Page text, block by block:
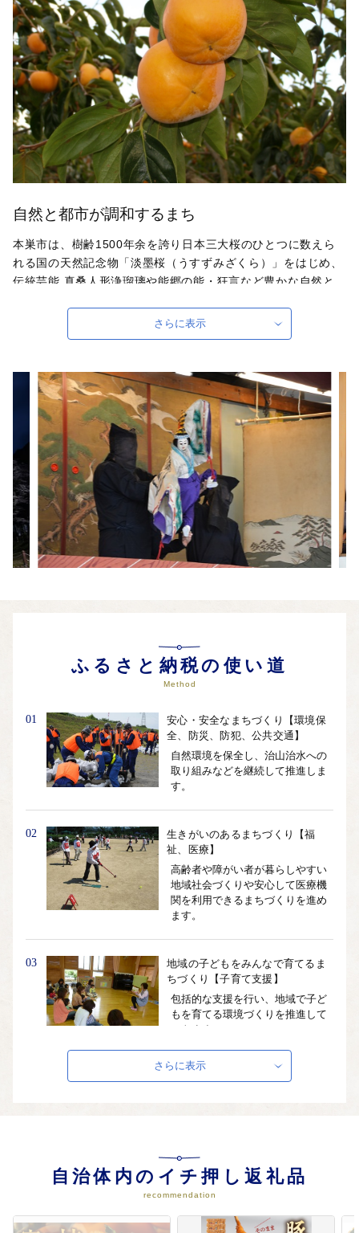
自然と都市が調和するまち
本巣市は、樹齢1500年余を誇り日本三大桜のひとつに数えら
れる国の天然記念物「淡墨桜（うすずみざくら）」をはじめ、
伝統芸能 真桑人形浄瑠璃や能郷の能・狂言など豊かな自然と
市にも比較的近いことから、製造業などの企業立地に加え、都
市近郊型の農業が盛んであり、柿の王様といわれる「富有柿」
ます。
自治体ホームページはこちら（外部サイト）
外部サイトへ遷移します。
個人情報の保護は遷移先サイトの方針に従います。
さらに表示
ふるさと納税の使い道
Method
01
安心・安全なまちづくり【環境保
全、防災、防犯、公共交通】
自然環境を保全し、治山治水への
取り組みなどを継続して推進しま
す。
02
生きがいのあるまちづくり【福
祉、医療】
高齢者や障がい者が暮らしやすい
地域社会づくりや安心して医療機
関を利用できるまちづくりを進め
ます。
03
地域の子どもをみんなで育てるま
ちづくり【子育て支援】
包括的な支援を行い、地域で子ど
もを育てる環境づくりを推進して
いきます。
資源を活かして活力を創造するま
地域コミュニティにおける商業の
業や就業の場の創出を図っていき
ます。
05 学び合い育ち合い文化を伝えるま
さらに表示
自治体内のイチ押し返礼品
recommendation